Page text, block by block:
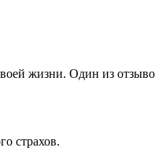
жизни. Один из
страхов.